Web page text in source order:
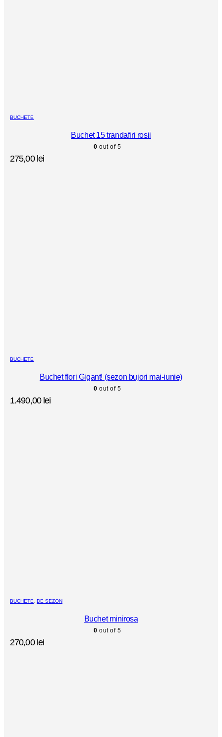
BUCHETE
Buchet 15 trandafiri rosii
0 out of 5
275,00 lei
BUCHETE
Buchet flori Gigant! (sezon bujori mai-iunie)
0 out of 5
1.490,00 lei
BUCHETE DE SEZON
Buchet minirosa
0 out of 5
270,00 lei